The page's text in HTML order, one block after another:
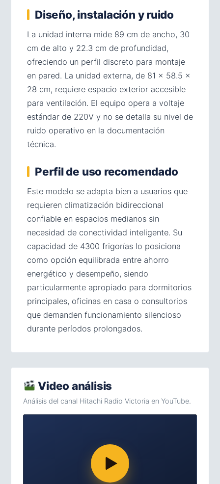
Diseño, instalación y ruido
La unidad interna mide 89 cm de ancho, 30
cm de alto y 22.3 cm de profundidad,
ofreciendo un perfil discreto para montaje
en pared. La unidad externa, de 81 × 58.5 ×
28 cm, requiere espacio exterior accesible
para ventilación. El equipo opera a voltaje
estándar de 220V y no se detalla su nivel de
ruido operativo en la documentación
técnica.
Perfil de uso recomendado
Este modelo se adapta bien a usuarios que
requieren climatización bidireccional
confiable en espacios medianos sin
necesidad de conectividad inteligente. Su
capacidad de 4300 frigorías lo posiciona
como opción equilibrada entre ahorro
energético y desempeño, siendo
particularmente apropiado para dormitorios
principales, oficinas en casa o consultorios
que demanden funcionamiento silencioso
durante períodos prolongados.
Video análisis
Análisis del canal Hitachi Radio Victoria en YouTube.